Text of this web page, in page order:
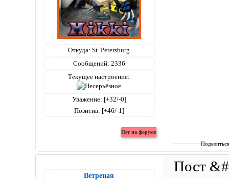
Откуда: St. Petersburg
Сообщений: 2336
Текущее настроение:
Уважение: [+32/-0]
Позитив: [+46/-1]
Вeтреная